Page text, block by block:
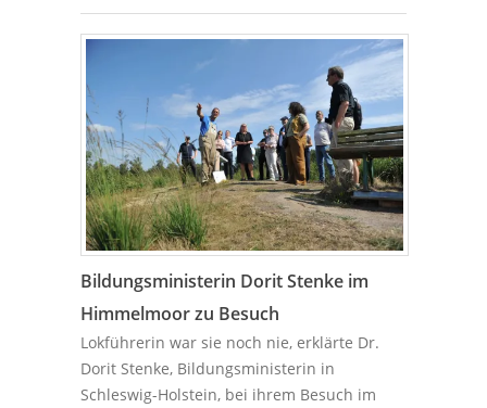
Bildungsministerin Dorit Stenke im
Himmelmoor zu Besuch
Lokführerin war sie noch nie, erklärte Dr.
Dorit Stenke, Bildungsministerin in
Schleswig-Holstein, bei ihrem Besuch im